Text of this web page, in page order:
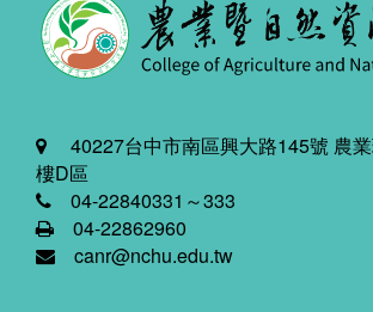
40227台中市南區興大路145號 農
樓D區
04-22840331～333
04-22862960
canr@nchu.edu.tw